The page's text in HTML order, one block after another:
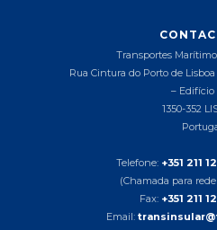
Transportes
Rua Cintura do Porto de
– Edifício
1350-352
Telefone: +351 211
(Chamada para
Fax: +351 211
Email: